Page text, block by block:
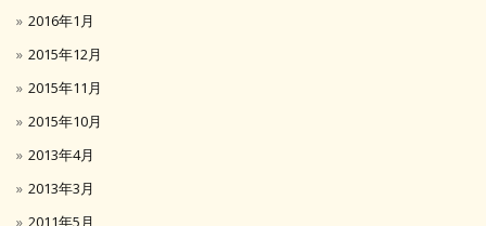
2016年1月
2015年12月
2015年11月
2015年10月
2013年4月
2013年3月
2011年5月